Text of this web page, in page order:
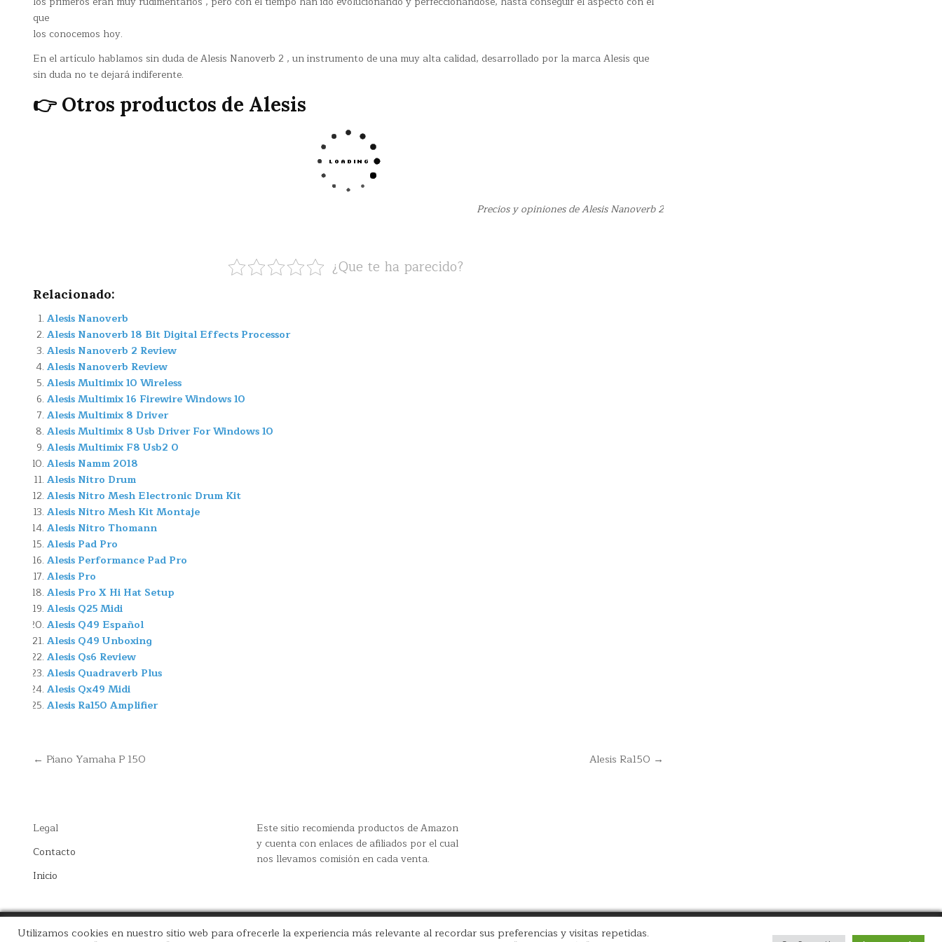
que
los conocemos hoy.
En el artículo hablamos sin duda de Alesis Nanoverb 2 , un instrumento de una muy alta calidad, desarrollado por la marca Alesis que
sin duda no te dejará indiferente.
👉 Otros productos de Alesis
Precios y opiniones de Alesis Nanoverb 2
¿Que te ha parecido?
Relacionado:
Alesis Nanoverb
Alesis Nanoverb 18 Bit Digital Effects Processor
Alesis Nanoverb 2 Review
Alesis Nanoverb Review
Alesis Multimix 10 Wireless
Alesis Multimix 16 Firewire Windows 10
Alesis Multimix 8 Driver
Alesis Multimix 8 Usb Driver For Windows 10
Alesis Multimix F8 Usb2 0
Alesis Namm 2018
Alesis Nitro Drum
Alesis Nitro Mesh Electronic Drum Kit
Alesis Nitro Mesh Kit Montaje
Alesis Nitro Thomann
Alesis Pad Pro
Alesis Performance Pad Pro
Alesis Pro
Alesis Pro X Hi Hat Setup
Alesis Q25 Midi
Alesis Q49 Español
Alesis Q49 Unboxing
Alesis Qs6 Review
Alesis Quadraverb Plus
Alesis Qx49 Midi
Alesis Ra150 Amplifier
Navegación Alesis Ra150 →
← Piano Yamaha P 150
Legal
Contacto
Inicio
Este sitio recomienda productos de Amazon
y cuenta con enlaces de afiliados por el cual
nos llevamos comisión en cada venta.
Copyright © 2026
Utilizamos cookies en nuestro sitio web para ofrecerle la experiencia más relevante al recordar sus preferencias y visitas repetidas.